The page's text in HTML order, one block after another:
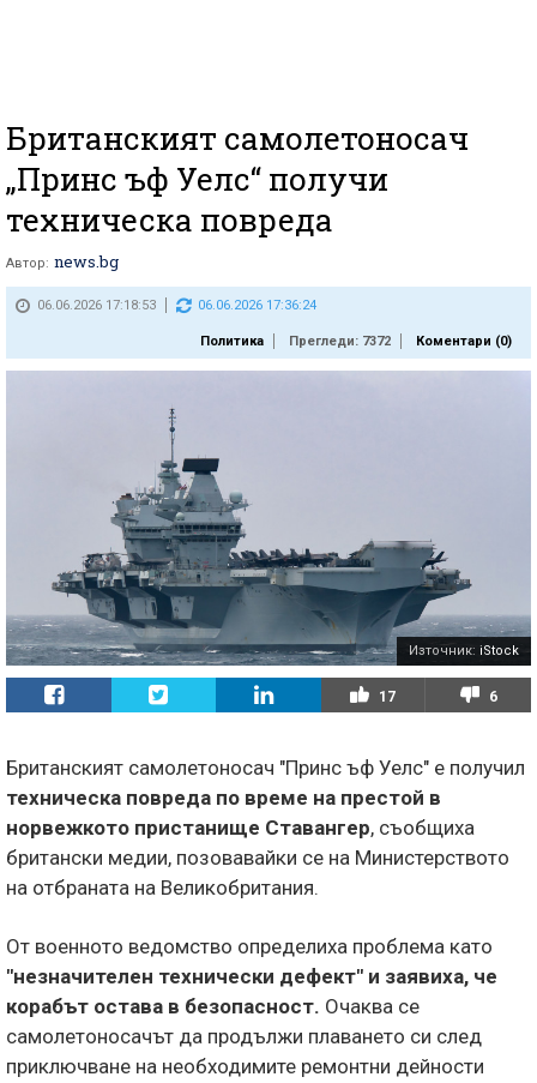
Британският самолетоносач
„Принс ъф Уелс“ получи
техническа повреда
Автор: news.bg
06.06.2026 17:18:53 06.06.2026 17:36:24
Политика Прегледи: 7372 Коментари (0)
Източник: iStock
17 6
Британският самолетоносач "Принс ъф Уелс" е получил
техническа повреда по време на престой в
норвежкото пристанище Ставангер, съобщиха
британски медии, позовавайки се на Министерството
на отбраната на Великобритания.
От военното ведомство определиха проблема като
"незначителен технически дефект" и заявиха, че
корабът остава в безопасност. Очаква се
самолетоносачът да продължи плаването си след
приключване на необходимите ремонтни дейности